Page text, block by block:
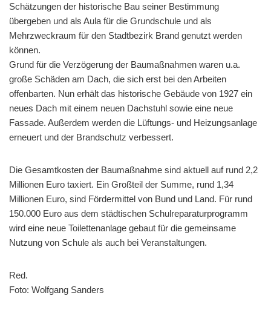
Schätzungen der historische Bau seiner Bestimmung
übergeben und als Aula für die Grundschule und als
Mehrzweckraum für den Stadtbezirk Brand genutzt werden
können.
Grund für die Verzögerung der Baumaßnahmen waren u.a.
große Schäden am Dach, die sich erst bei den Arbeiten
offenbarten. Nun erhält das historische Gebäude von 1927 ein
neues Dach mit einem neuen Dachstuhl sowie eine neue
Fassade. Außerdem werden die Lüftungs- und Heizungsanlage
erneuert und der Brandschutz verbessert.
Die Gesamtkosten der Baumaßnahme sind aktuell auf rund 2,2
Millionen Euro taxiert. Ein Großteil der Summe, rund 1,34
Millionen Euro, sind Fördermittel von Bund und Land. Für rund
150.000 Euro aus dem städtischen Schulreparaturprogramm
wird eine neue Toilettenanlage gebaut für die gemeinsame
Nutzung von Schule als auch bei Veranstaltungen.
Red.
Foto: Wolfgang Sanders